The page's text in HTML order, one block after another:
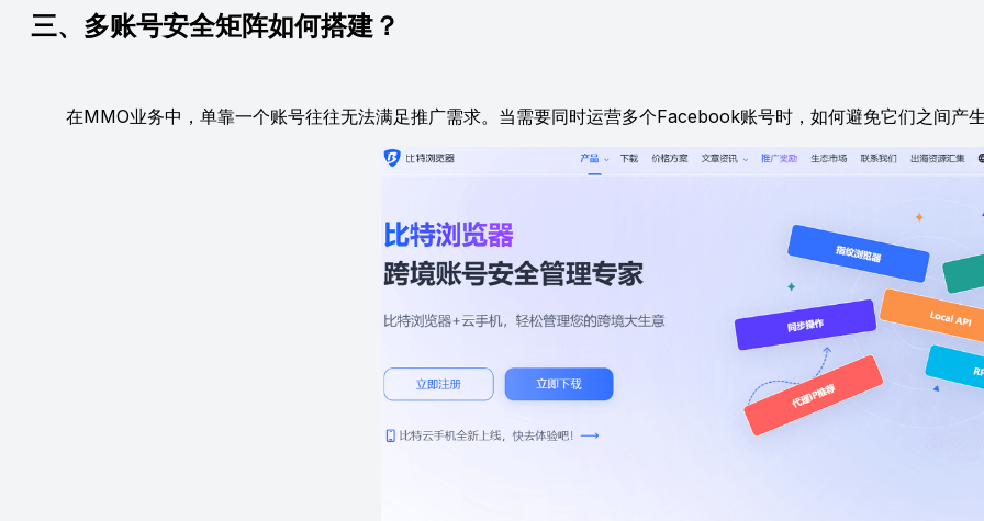
三、多账号安全矩阵如何搭建？
在MMO业务中，单靠一个账号往往无法满足推广需求。当需要同时运营多个Facebook账号时，如何避免它们之间产